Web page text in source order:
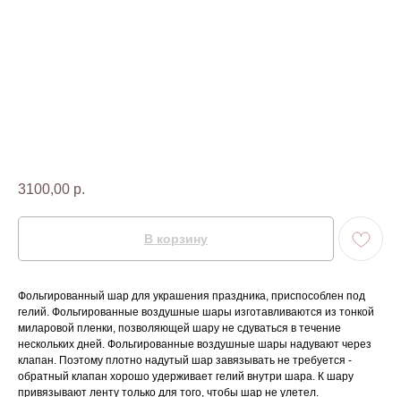
3100,00 р.
В корзину
Фольгированный шар для украшения праздника, приспособлен под
гелий. Фольгированные воздушные шары изготавливаются из тонкой
миларовой пленки, позволяющей шару не сдуваться в течение
нескольких дней. Фольгированные воздушные шары надувают через
клапан. Поэтому плотно надутый шар завязывать не требуется -
обратный клапан хорошо удерживает гелий внутри шара. К шару
привязывают ленту только для того, чтобы шар не улетел.